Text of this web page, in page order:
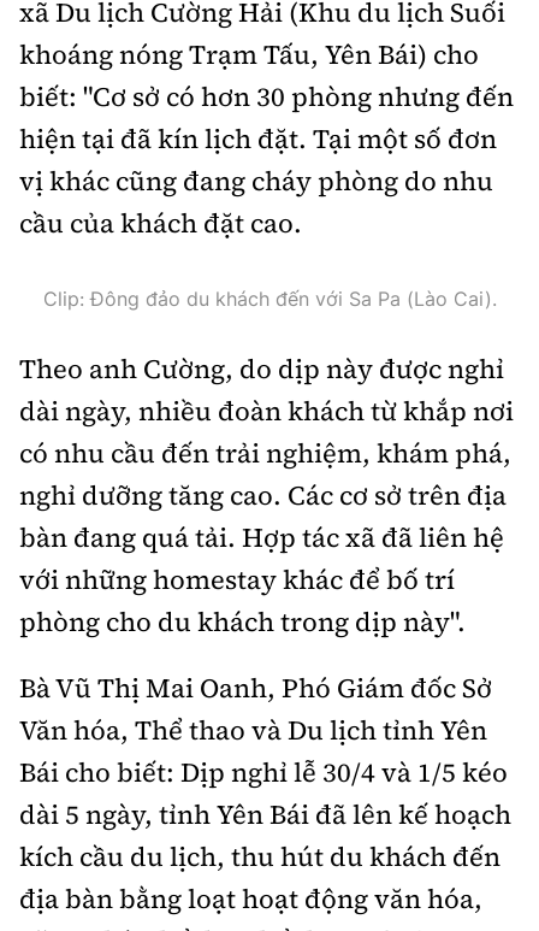
Hàng hải
Đường sắt đô thị
Nhà thầu
Mời thầu - Đấu thầu
Chung tay vì ATGT
Gương sáng giao thông
Lao động - Công đoàn
Showbiz
Điện ảnh
Âm nhạc
Bóng đá
Bình luận
Hậu trường sao
360 độ thể thao
Công nghệ
Công nghệ mới
Sản phẩm mới
Tư vấn
Thế giới
Thời sự Quốc tế
Hồ sơ tài liệu
Thế giới giao thông
Đi ++
Du lịch
Khám phá
Lối sống
Ẩm thực
Thời sự
Khám phá
Camera giao thông
Câu chuyện giao thông
Giải trí - Thể thao
Cơ quan chủ quản: Bộ Xây dựng
Giấy phép số: 03/GP-BVHTTDL, cấp ngày 1/4/2025.
Tòa soạn: Số 2 Nguyễn Công Hoan, phường Giảng Võ,
Hà Nội.
Tổng biên tập: Nguyễn Thị Hồng Nga
Phó Tổng biên tập: Nguyễn Sơn Tùng,
Nguyễn Đức Thắng, La Đức Hùng
Hotline:
0901 514 799
Quảng cáo và Phát hành:
0915 057 282
Email:
bandoc@baoxaydung.vn
Cấm sao chép dưới mọi hình thức nếu không có sự
chấp thuận bằng văn bản.
xã Du lịch Cường Hải (Khu du lịch Suối
khoáng nóng Trạm Tấu, Yên Bái) cho
biết: "Cơ sở có hơn 30 phòng nhưng đến
hiện tại đã kín lịch đặt. Tại một số đơn
vị khác cũng đang cháy phòng do nhu
cầu của khách đặt cao.
Clip: Đông đảo du khách đến với Sa Pa (Lào Cai).
Theo anh Cường, do dịp này được nghỉ
dài ngày, nhiều đoàn khách từ khắp nơi
có nhu cầu đến trải nghiệm, khám phá,
nghỉ dưỡng tăng cao. Các cơ sở trên địa
bàn đang quá tải. Hợp tác xã đã liên hệ
với những homestay khác để bố trí
phòng cho du khách trong dịp này".
Bà Vũ Thị Mai Oanh, Phó Giám đốc Sở
Văn hóa, Thể thao và Du lịch tỉnh Yên
Bái cho biết: Dịp nghỉ lễ 30/4 và 1/5 kéo
dài 5 ngày, tỉnh Yên Bái đã lên kế hoạch
kích cầu du lịch, thu hút du khách đến
địa bàn bằng loạt hoạt động văn hóa,